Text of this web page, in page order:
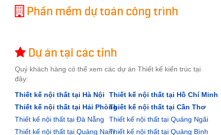
Phần mềm dự toán công trình
Dự án tại các tỉnh
Quý khách hàng có thể xem các dự án Thiết kế kiến trúc tại
đây:
Thiết kế nội thất tại Hà Nội
Thiết kế nội thất tại Hồ Chí Minh
Thiết kế nội thất tại Hải PhòngThiết kế nội thất tại Cần Thơ
Thiết kế nội thất tại Đà Nẵng
Thiết kế nội thất tại Quảng Ngãi
Thiết kế nội thất tại Quảng NamThiết kế nội thất tại Quảng Bình